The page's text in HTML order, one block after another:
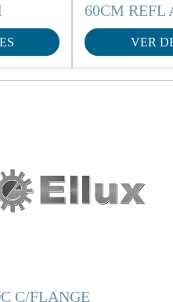
60CM REFL
VER
C/FLANGE